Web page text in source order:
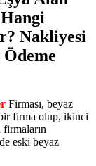
Nakliyesi
Firması, beyaz
firma olup, ikinci
firmaların
eski beyaz